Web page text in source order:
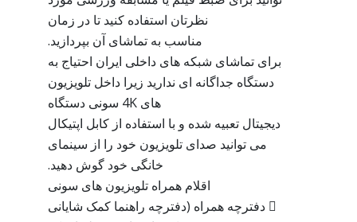
نظرتان استفاده کنید تا در زمان
مناسب به تماشای آن بپردازید.
برای تماشای شبکه های داخلی ایران احتیاج به
دستگاه جداگانه ای ندارید زیرا داخل تلویزیون
های 4K سونی دستگاه
دیجیتال تعبیه شده و با استفاده از کابل اپتیکال
می توانید صدای تلویزیون خود را از سینمای
خانگی خود گوش دهید.
اقلام همراه تلویزیون های سونی
 دفترچه همراه (دفترچه راهنما کمک شایانی